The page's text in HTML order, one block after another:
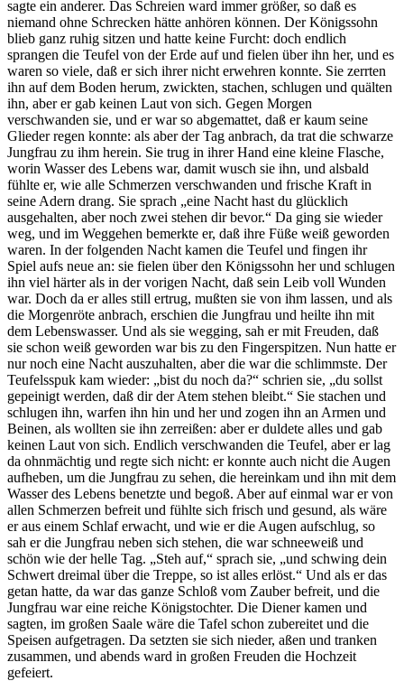
sagte ein anderer. Das Schreien ward immer größer, so daß es
niemand ohne Schrecken hätte anhören können. Der Königssohn
blieb ganz ruhig sitzen und hatte keine Furcht: doch endlich
sprangen die Teufel von der Erde auf und fielen über ihn her, und es
waren so viele, daß er sich ihrer nicht erwehren konnte. Sie zerrten
ihn auf dem Boden herum, zwickten, stachen, schlugen und quälten
ihn, aber er gab keinen Laut von sich. Gegen Morgen
verschwanden sie, und er war so abgemattet, daß er kaum seine
Glieder regen konnte: als aber der Tag anbrach, da trat die schwarze
Jungfrau zu ihm herein. Sie trug in ihrer Hand eine kleine Flasche,
worin Wasser des Lebens war, damit wusch sie ihn, und alsbald
fühlte er, wie alle Schmerzen verschwanden und frische Kraft in
seine Adern drang. Sie sprach „eine Nacht hast du glücklich
ausgehalten, aber noch zwei stehen dir bevor.“ Da ging sie wieder
weg, und im Weggehen bemerkte er, daß ihre Füße weiß geworden
waren. In der folgenden Nacht kamen die Teufel und fingen ihr
Spiel aufs neue an: sie fielen über den Königssohn her und schlugen
ihn viel härter als in der vorigen Nacht, daß sein Leib voll Wunden
war. Doch da er alles still ertrug, mußten sie von ihm lassen, und als
die Morgenröte anbrach, erschien die Jungfrau und heilte ihn mit
dem Lebenswasser. Und als sie wegging, sah er mit Freuden, daß
sie schon weiß geworden war bis zu den Fingerspitzen. Nun hatte er
nur noch eine Nacht auszuhalten, aber die war die schlimmste. Der
Teufelsspuk kam wieder: „bist du noch da?“ schrien sie, „du sollst
gepeinigt werden, daß dir der Atem stehen bleibt.“ Sie stachen und
schlugen ihn, warfen ihn hin und her und zogen ihn an Armen und
Beinen, als wollten sie ihn zerreißen: aber er duldete alles und gab
keinen Laut von sich. Endlich verschwanden die Teufel, aber er lag
da ohnmächtig und regte sich nicht: er konnte auch nicht die Augen
aufheben, um die Jungfrau zu sehen, die hereinkam und ihn mit dem
Wasser des Lebens benetzte und begoß. Aber auf einmal war er von
allen Schmerzen befreit und fühlte sich frisch und gesund, als wäre
er aus einem Schlaf erwacht, und wie er die Augen aufschlug, so
sah er die Jungfrau neben sich stehen, die war schneeweiß und
schön wie der helle Tag. „Steh auf,“ sprach sie, „und schwing dein
Schwert dreimal über die Treppe, so ist alles erlöst.“ Und als er das
getan hatte, da war das ganze Schloß vom Zauber befreit, und die
Jungfrau war eine reiche Königstochter. Die Diener kamen und
sagten, im großen Saale wäre die Tafel schon zubereitet und die
Speisen aufgetragen. Da setzten sie sich nieder, aßen und tranken
zusammen, und abends ward in großen Freuden die Hochzeit
gefeiert.